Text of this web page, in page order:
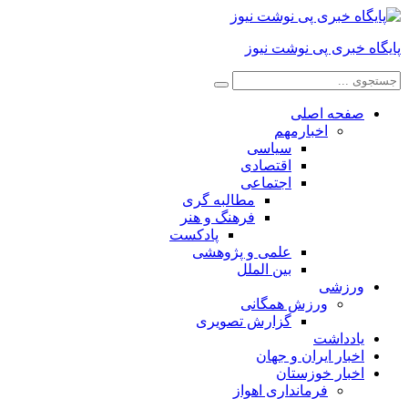
پایگاه خبری پی نوشت نیوز
صفحه اصلی
اخبارمهم
سیاسی
اقتصادی
اجتماعی
مطالبه گری
فرهنگ و هنر
پادکست
علمی و پژوهشی
بین الملل
ورزشی
ورزش همگانی
گزارش تصویری
یادداشت
اخبار ایران و جهان
اخبار خوزستان
فرمانداری اهواز